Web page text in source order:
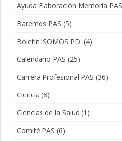
Ayuda Elaboración Memoria PAS
Baremos PAS (5)
Boletín iSOMOS PDI (4)
Calendario PAS (25)
Carrera Profesional PAS (36)
Ciencia (8)
Ciencias de la Salud (1)
Comité PAS (6)